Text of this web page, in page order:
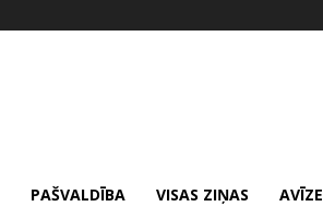
PAŠVALDĪBA VISAS ZIŅAS AVĪZE